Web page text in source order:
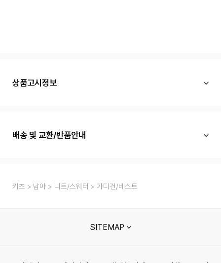
상품고시정보
배송 및 교환/반품안내
키즈 남아 니트/스웨터 가디건/베스트
SITEMAP